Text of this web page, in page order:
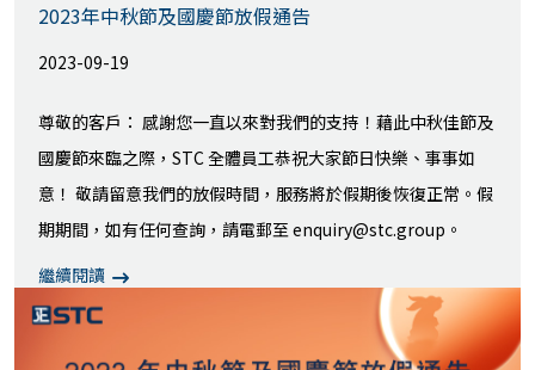
2023年中秋節及國慶節放假通告
2023-09-19
尊敬的客戶： 感謝您一直以來對我們的支持！藉此中秋佳節及
國慶節來臨之際，STC 全體員工恭祝大家節日快樂、事事如
意！ 敬請留意我們的放假時間，服務將於假期後恢復正常。假
期期間，如有任何查詢，請電郵至 enquiry@stc.group。
繼續閱讀